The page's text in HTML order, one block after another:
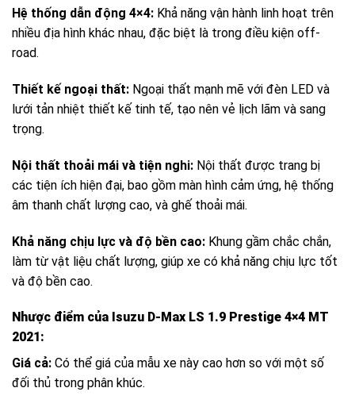
Hệ thống dẫn động 4×4: Khả năng vận hành linh hoạt trên
nhiều địa hình khác nhau, đặc biệt là trong điều kiện off-
road.
Thiết kế ngoại thất: Ngoại thất mạnh mẽ với đèn LED và
lưới tản nhiệt thiết kế tinh tế, tạo nên vẻ lịch lãm và sang
trọng.
Nội thất thoải mái và tiện nghi: Nội thất được trang bị
các tiện ích hiện đại, bao gồm màn hình cảm ứng, hệ thống
âm thanh chất lượng cao, và ghế thoải mái.
Khả năng chịu lực và độ bền cao: Khung gầm chắc chắn,
làm từ vật liệu chất lượng, giúp xe có khả năng chịu lực tốt
và độ bền cao.
Nhược điểm của Isuzu D-Max LS 1.9 Prestige 4×4 MT
2021:
Giá cả: Có thể giá của mẫu xe này cao hơn so với một số
đối thủ trong phân khúc.